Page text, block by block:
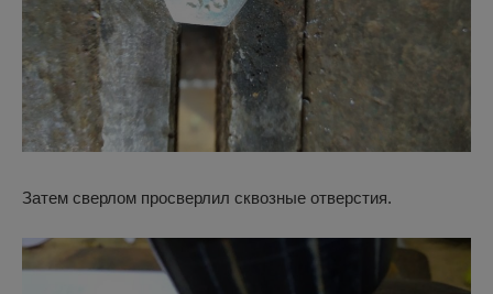
Затем сверлом просверлил сквозные отверстия.